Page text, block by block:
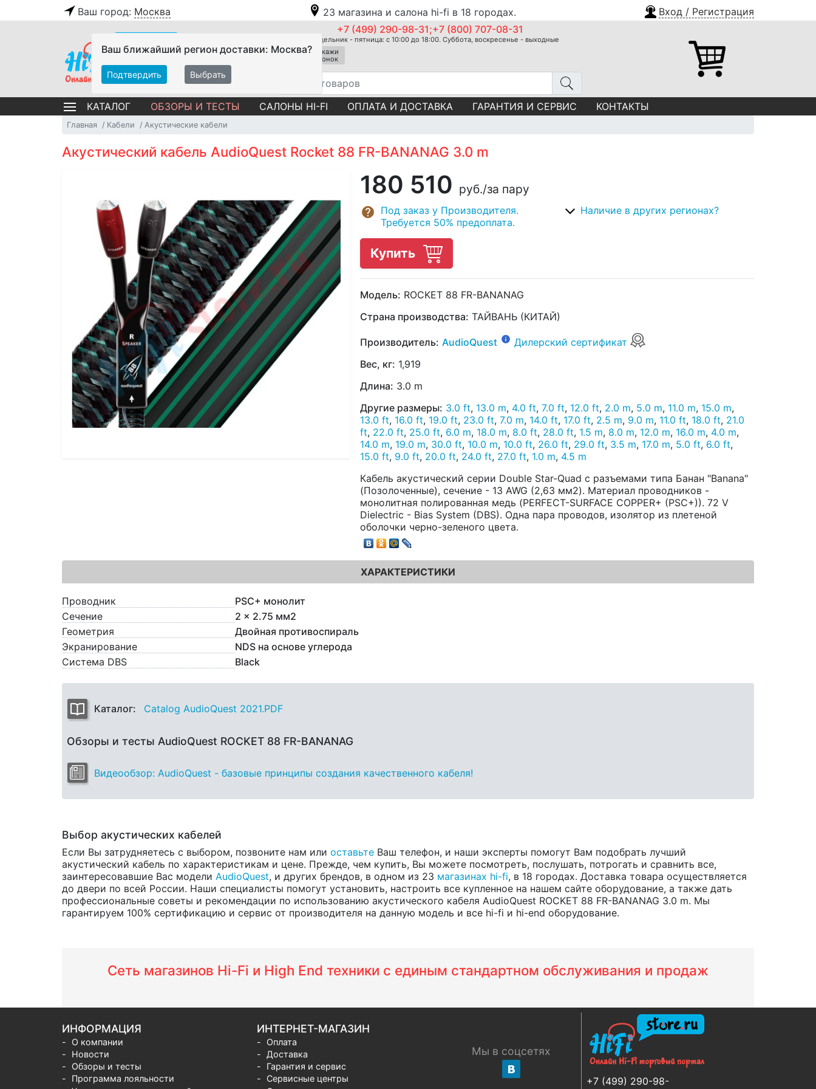
Ваш город: Москва 23 магазина и салона hi-fi в 18 городах. Вход / Регистрация
Ваш ближайший регион доставки: Москва?
Подтвердить Выбрать
+7 (499) 290-98-31;+7 (800) 707-08-31
Понедельник - пятница: с 10:00 до 18:00. Суббота, воскресенье - выходные
Закажи
звонок
КАТАЛОГ ОБЗОРЫ И ТЕСТЫ САЛОНЫ HI-FI ОПЛАТА И ДОСТАВКА ГАРАНТИЯ И СЕРВИС КОНТАКТЫ
Главная Кабели Акустические кабели
Акустический кабель AudioQuest Rocket 88 FR-BANANAG 3.0 m
180 510 руб./за пару
Под заказ у Производителя.
Требуется 50% предоплата.
Наличие в других регионах?
Купить
Модель: ROCKET 88 FR-BANANAG
Страна производства: ТАЙВАНЬ (КИТАЙ)
Производитель: AudioQuest
Дилерский сертификат
Вес, кг: 1,919
Длина: 3.0 m
Другие размеры: 3.0 ft, 13.0 m, 4.0 ft, 7.0 ft, 12.0 ft, 2.0 m, 5.0 m, 11.0 m, 15.0 m,
13.0 ft, 16.0 ft, 19.0 ft, 23.0 ft, 7.0 m, 14.0 ft, 17.0 ft, 2.5 m, 9.0 m, 11.0 ft, 18.0 ft, 21.0
ft, 22.0 ft, 25.0 ft, 6.0 m, 18.0 m, 8.0 ft, 28.0 ft, 1.5 m, 8.0 m, 12.0 m, 16.0 m, 4.0 m,
14.0 m, 19.0 m, 30.0 ft, 10.0 m, 10.0 ft, 26.0 ft, 29.0 ft, 3.5 m, 17.0 m, 5.0 ft, 6.0 ft,
15.0 ft, 9.0 ft, 20.0 ft, 24.0 ft, 27.0 ft, 1.0 m, 4.5 m
Кабель акустический серии Double Star-Quad с разъемами типа Банан "Banana"
(Позолоченные), сечение - 13 AWG (2,63 мм2). Материал проводников -
монолитная полированная медь (PERFECT-SURFACE COPPER+ (PSC+)). 72 V
Dielectric - Bias System (DBS). Одна пара проводов, изолятор из плетеной
оболочки черно-зеленого цвета.
ХАРАКТЕРИСТИКИ
Проводник
PSC+ монолит
Сечение
2 x 2.75 мм2
Геометрия
Двойная противоспираль
Экранирование
NDS на основе углерода
Система DBS
Black
Каталог: Catalog AudioQuest 2021.PDF
Обзоры и тесты AudioQuest ROCKET 88 FR-BANANAG
Видеообзор: AudioQuest - базовые принципы создания качественного кабеля!
Выбор акустических кабелей
Если Вы затрудняетесь с выбором, позвоните нам или оставьте Ваш телефон, и наши эксперты помогут Вам подобрать лучший
акустический кабель по характеристикам и цене. Прежде, чем купить, Вы можете посмотреть, послушать, потрогать и сравнить все,
заинтересовавшие Вас модели AudioQuest, и других брендов, в одном из 23 магазинах hi-fi, в 18 городах. Доставка товара осуществляется
до двери по всей России. Наши специалисты помогут установить, настроить все купленное на нашем сайте оборудование, а также дать
профессиональные советы и рекомендации по использованию акустического кабеля AudioQuest ROCKET 88 FR-BANANAG 3.0 m. Мы
гарантируем 100% сертификацию и сервис от производителя на данную модель и все hi-fi и hi-end оборудование.
Сеть магазинов Hi-Fi и High End техники с единым стандартном обслуживания и продаж
+7 (499) 290-98-
ИНФОРМАЦИЯ
О компании
Новости
Обзоры и тесты
Программа лояльности
ИНТЕРНЕТ-МАГАЗИН
Оплата
Доставка
Гарантия и сервис
Сервисные центры
Мы в соцсетях